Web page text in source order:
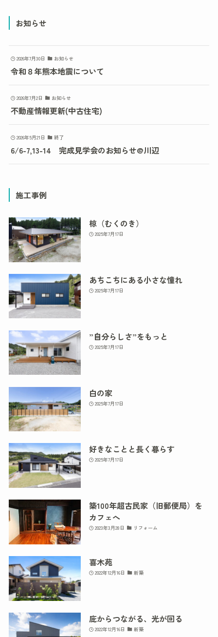
お知らせ
2026年7月30日 お知らせ
令和８年熊本地震について
2026年7月2日 お知らせ
不動産情報更新(中古住宅)
2026年5月21日 終了
6/6-7,13-14 完成見学会のお知らせ@川辺
施工事例
椋（むくのき）
2025年7月17日
あちこちにある小さな憧れ
2025年7月17日
”自分らしさ”をもっと
2025年7月17日
白の家
2025年7月17日
好きなことと長く暮らす
2025年7月17日
築100年超古民家（旧郵便局）を
カフェへ
2023年3月28日 リフォーム
喜木苑
2022年12月16日 新築
庇からつながる、光が回る
2022年12月16日 新築